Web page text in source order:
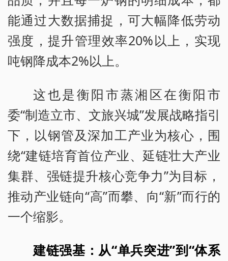
能通过大数据捕捉，可大幅降低劳动
强度，提升管理效率20%以上，实现
吨钢降成本2%以上。
这也是衡阳市蒸湘区在衡阳市
委“制造立市、文旅兴城”发展战略指引
下，以钢管及深加工产业为核心，围
绕“建链培育首位产业、延链壮大产业
集群、强链提升核心竞争力”为目标，
推动产业链向“高”而攀、向“新”而行的
一个缩影。
建链强基：从“单兵突进”到“体系